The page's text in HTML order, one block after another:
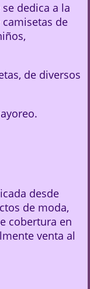
dedica a la
de
de diversos
desde
de moda,
cobertura en
venta al